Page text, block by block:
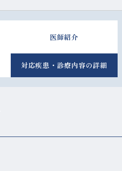
医師紹介
対応疾患・診療内容の詳細